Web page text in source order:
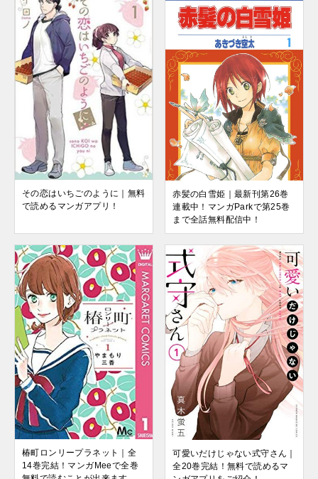
その恋はいちごのように｜無料
で読めるマンガアプリ！
赤髪の白雪姫｜最新刊第26巻
連載中！マンガParkで第25巻
まで全話無料配信中！
椿町ロンリープラネット｜全
14巻完結！マンガMeeで全巻
可愛いだけじゃない式守さん｜
全20巻完結！無料で読めるマ